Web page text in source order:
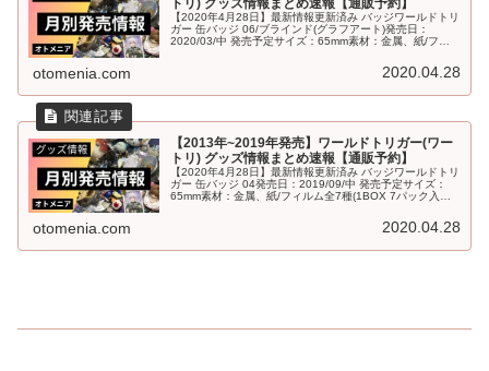
トリ) グッズ情報まとめ速報【通販予約】
【2020年4月28日】最新情報更新済み バッジワールドトリ
ガー 缶バッジ 06/ブラインド(グラフアート)発売日：
2020/03/中 発売予定サイズ：65mm素材：金属、紙/フィ
otomenia.com 2020.04.28
【2013年~2019年発売】ワールドトリガー(ワー
トリ) グッズ情報まとめ速報【通販予約】
【2020年4月28日】最新情報更新済み バッジワールドトリ
ガー 缶バッジ 04発売日：2019/09/中 発売予定サイズ：
65mm素材：金属、紙/フィルム全7種(1BOX 7パック入り)
otomenia.com 2020.04.28